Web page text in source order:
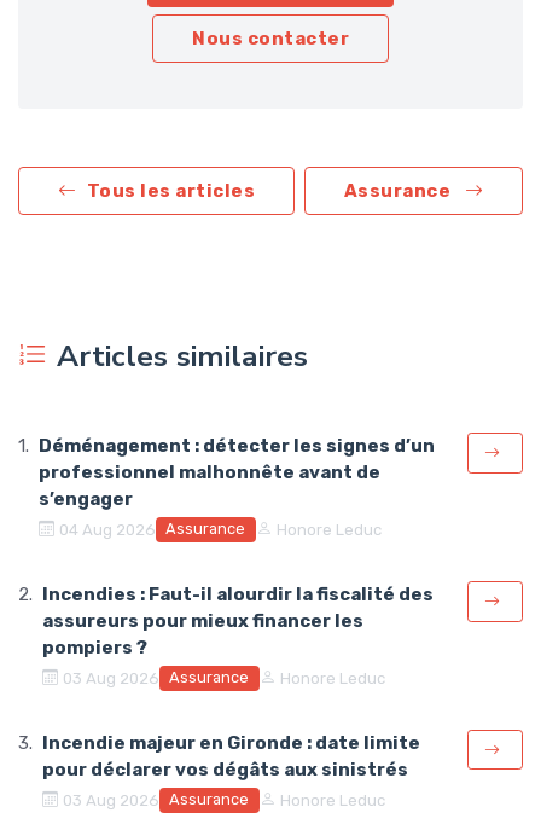
Nous contacter
Tous les articles Assurance
Articles similaires
Déménagement : détecter les signes d’un
professionnel malhonnête avant de
s’engager
04 Aug 2026 Assurance Honore Leduc
Incendies : Faut-il alourdir la fiscalité des
assureurs pour mieux financer les
pompiers ?
03 Aug 2026 Assurance Honore Leduc
Incendie majeur en Gironde : date limite
pour déclarer vos dégâts aux sinistrés
03 Aug 2026 Assurance Honore Leduc